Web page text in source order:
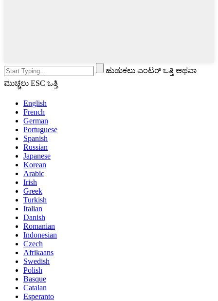
ಹುಡುಕಲು ಎಂಟರ್ ಒತ್ತಿ ಅಥವಾ
ಮುಚ್ಚಲು ESC ಒತ್ತಿ
English
French
German
Portuguese
Spanish
Russian
Japanese
Korean
Arabic
Irish
Greek
Turkish
Italian
Danish
Romanian
Indonesian
Czech
Afrikaans
Swedish
Polish
Basque
Catalan
Esperanto